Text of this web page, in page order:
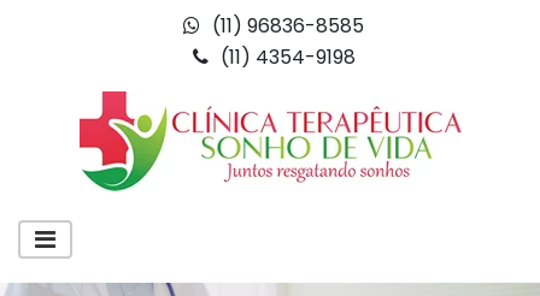
(11) 96836-8585
(11) 4354-9198